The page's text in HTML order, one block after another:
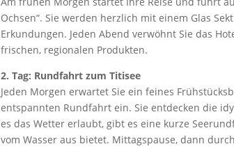
Ochsen“. Sie werden herzlich mit einem Glas
Erkundungen. Jeden Abend verwöhnt Sie das
frischen, regionalen Produkten.
2. Tag: Rundfahrt zum Titisee
Jeden Morgen erwartet Sie ein feines
entspannten Rundfahrt ein. Sie entdecken die
es das Wetter erlaubt, gibt es eine kurze
vom Wasser aus bietet. Mittagspause, dann